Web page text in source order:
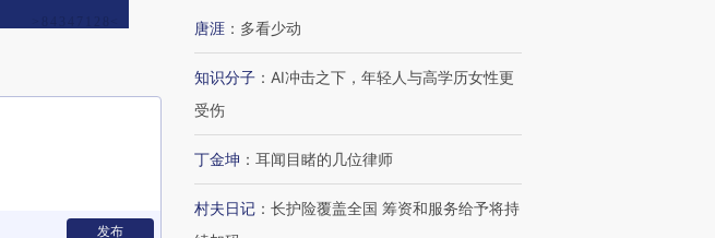
发布
唐涯 ： 多看少动
知识分子 ： AI冲击之下，年轻人与高学历女性更
受伤
丁金坤 ： 耳闻目睹的几位律师
村夫日记 ： 长护险覆盖全国 筹资和服务给予将持